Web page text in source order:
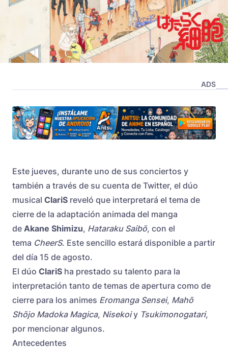
ADS
Este jueves, durante uno de sus conciertos y
también a través de su cuenta de Twitter, el dúo
musical ClariS reveló que interpretará el tema de
cierre de la adaptación animada del manga
de Akane Shimizu, Hataraku Saibō, con el
tema CheerS. Este sencillo estará disponible a partir
del día 15 de agosto.
El dúo ClariS ha prestado su talento para la
interpretación tanto de temas de apertura como de
cierre para los animes Eromanga Sensei, Mahō
Shōjo Madoka Magica, Nisekoiy Tsukimonogatari,
por mencionar algunos.
Antecedentes